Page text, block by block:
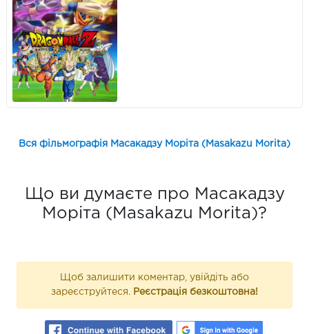
Вся фільмографія Масакадзу Моріта (Masakazu Morita)
Що ви думаєте про Масакадзу
Моріта (Masakazu Morita)?
Щоб залишити коментар, увійдіть або
зареєструйтеся. Реєстрація безкоштовна!